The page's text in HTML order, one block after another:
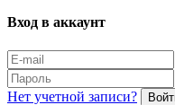
Вход в аккаунт
Нет учетной записи?